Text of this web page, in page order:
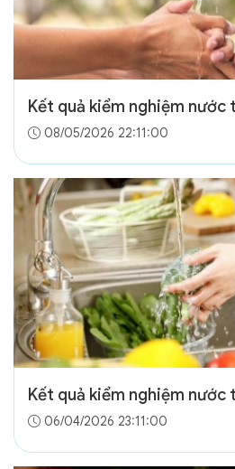
Kết quả kiểm nghiệm nước
08/05/2026 22:11:00
Kết quả kiểm nghiệm nước
06/04/2026 23:11:00